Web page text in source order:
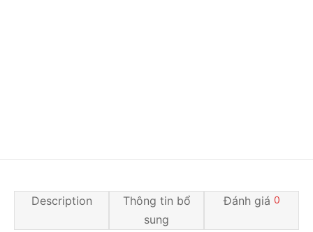
Description
Thông tin bổ
sung
Đánh giá 0